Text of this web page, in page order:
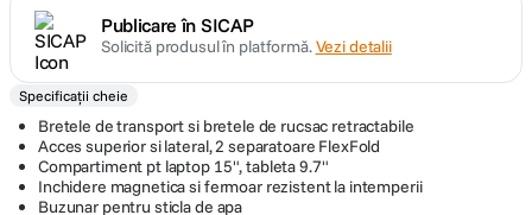
Publicare în SICAP
Solicită produsul în platformă.Vezi detalii
Specificații cheie
Bretele de transport si bretele de rucsac retractabile
Acces superior si lateral, 2 separatoare FlexFold
Compartiment pt laptop 15", tableta 9.7"
Inchidere magnetica si fermoar rezistent la intemperii
Buzunar pentru sticla de apa